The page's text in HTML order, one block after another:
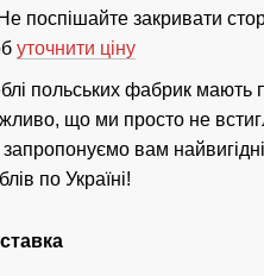
поспішайте закривати
уточнити ціну
польських фабрик мають
що ми просто не
вам
по Україні!